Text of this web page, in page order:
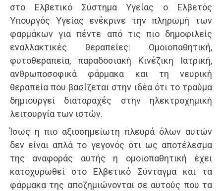
στο Ελβετικό Σύστημα Υγείας ο Ελβετός
Υπουργός Υγείας ενέκρινε την πληρωμή των
φαρμάκων για πέντε από τις πιο δημοφιλείς
εναλλακτικές θεραπείες: Oμοιοπαθητική,
φυτοθεραπεία, παραδοσιακή Κινέζικη Ιατρική,
ανθρωποσοφικά φάρμακα και τη νευρική
θεραπεία που βασίζεται στην ιδέα ότι το τραύμα
δημιουργεί διαταραχές στην ηλεκτροχημική
λειτουργία των ιστών.
Ίσως η πιο αξιοσημείωτη πλευρά όλων αυτών
δεν είναι απλά το γεγονός ότι ως αποτέλεσμα
της αναφοράς αυτής η ομοιοπαθητική έχει
κατοχυρωθεί στο Ελβετικό Σύνταγμα και τα
φάρμακα της αποζημιώνονται σε αυτούς που τα